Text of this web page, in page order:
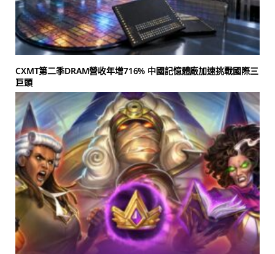
CXMT第二季DRAM營收年增716% 中國記憶體廠加速挑戰國際三
巨頭